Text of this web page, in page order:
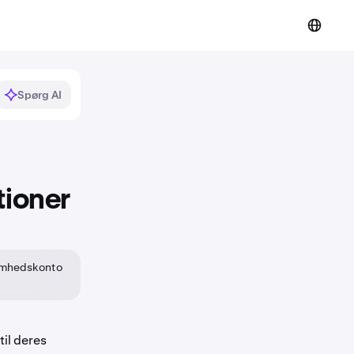
Spørg AI
deres